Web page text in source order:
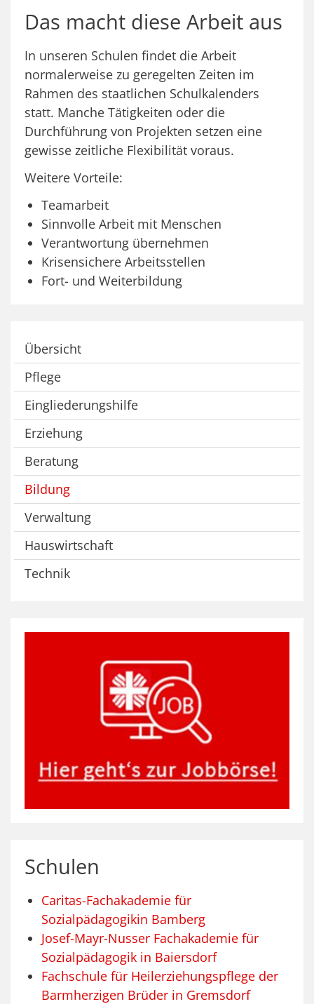
Das macht diese Arbeit aus
In unseren Schulen findet die Arbeit
normalerweise zu geregelten Zeiten im
Rahmen des staatlichen Schulkalenders
statt. Manche Tätigkeiten oder die
Durchführung von Projekten setzen eine
gewisse zeitliche Flexibilität voraus.
Weitere Vorteile:
Teamarbeit
Sinnvolle Arbeit mit Menschen
Verantwortung übernehmen
Krisensichere Arbeitsstellen
Fort- und Weiterbildung
Übersicht
Pflege
Eingliederungshilfe
Erziehung
Beratung
Bildung
Verwaltung
Hauswirtschaft
Technik
Schulen
Caritas-Fachakademie für
Sozialpädagogikin Bamberg
Josef-Mayr-Nusser Fachakademie für
Sozialpädagogik in Baiersdorf
Fachschule für Heilerziehungspflege der
Barmherzigen Brüder in Gremsdorf